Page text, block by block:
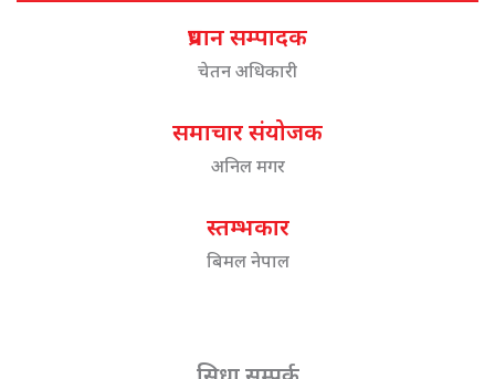
प्रधान सम्पादक
चेतन अधिकारी
समाचार संयोजक
अनिल मगर
स्तम्भकार
बिमल नेपाल